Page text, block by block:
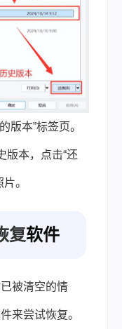
版本”标签页。
版本，点击“还
。
复软件
被清空的情
来尝试恢复。